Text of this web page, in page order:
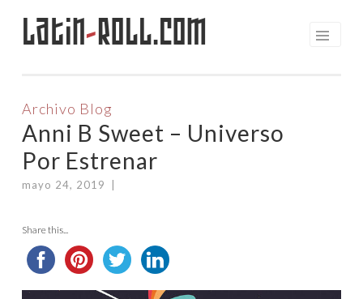
Saltar
Latin-Roll.com
Archivo Blog
Anni B Sweet – Universo
Por Estrenar
mayo 24, 2019
Share this...